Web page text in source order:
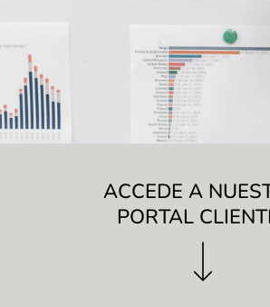
ACCEDE A
PORTAL